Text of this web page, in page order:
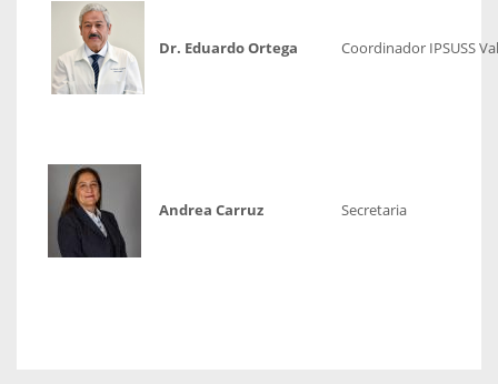
Dr. Eduardo Ortega Coordinador IPSUSS
Andrea Carruz Secretaria